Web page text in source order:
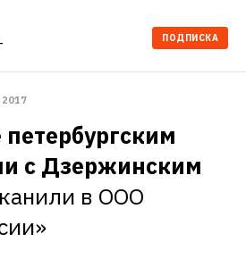
ПОДПИСКА
с Дзержинским
в ООО